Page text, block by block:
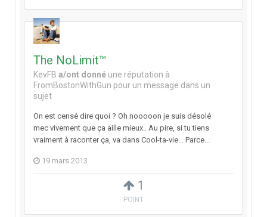
1
POINT
The NoLimit™
KevFB a/ont donné une réputation à
FromBostonWithGun pour un message dans un
sujet
On est censé dire quoi ? Oh nooooon je suis désolé
mec vivement que ça aille mieux.. Au pire, si tu tiens
vraiment à raconter ça, va dans Cool-ta-vie... Parce...
19 mars 2013